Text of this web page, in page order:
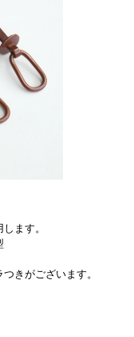
ます。
きがございます。